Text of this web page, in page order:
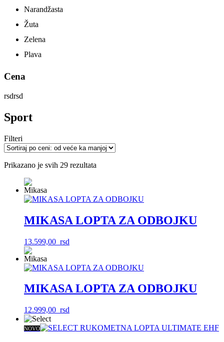
Narandžasta
Žuta
Zelena
Plava
Cena
rsdrsd
Sport
Filteri
Prikazano je svih 29 rezultata
više
nižoj
MIKASA LOPTA ZA ODBOJKU
13.599,00 rsd
MIKASA LOPTA ZA ODBOJKU
12.999,00 rsd
NOVO